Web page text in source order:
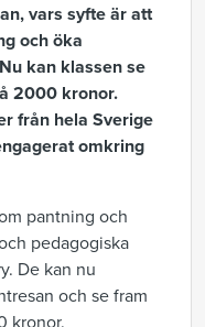
vars syfte är att
och öka
kan klassen se
2000 kronor.
från hela Sverige
omkring
pantning och
pedagogiska
De kan nu
och se fram
kronor.